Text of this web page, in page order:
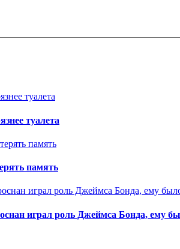
туалета
память
играл роль Джеймса Бонда, ему